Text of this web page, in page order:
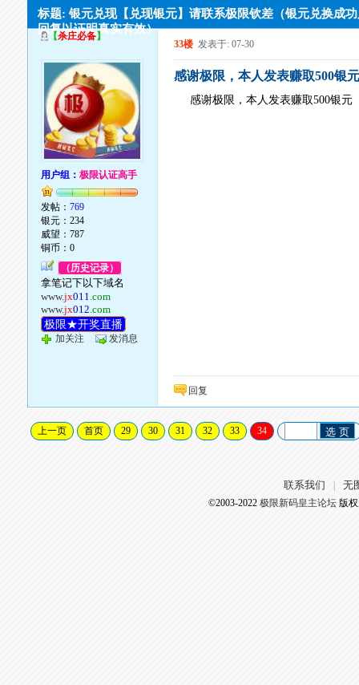
标题: 银元兑现【兑现银元】请联系极限钦差（银元兑换成
回复以证明真实有效）
【杀庄必备】
用户组：极限认证高手
发帖：769
银元：234
威望：787
铜币：0
（历史记录）
拿笔记下以下域名
www.jx011.com
www.jx012.com
极限★开奖直播
加关注 发消息
33楼 发表于: 07-30
感谢极限，本人发表赚取500银
感谢极限，本人发表赚取500银元
回复
上一页 首页 29 30 31 32 33 34 选 页
联系我们 无
©2003-2022 极限新码皇主论坛版权